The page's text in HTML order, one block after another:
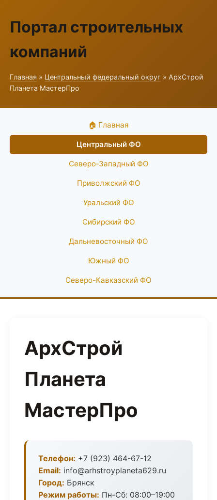
Портал строительных
компаний
Главная » Центральный федеральный округ » АрхСтрой
Планета МастерПро
🏠 Главная
Центральный ФО
Северо-Западный ФО
Приволжский ФО
Уральский ФО
Сибирский ФО
Дальневосточный ФО
Южный ФО
Северо-Кавказский ФО
АрхСтрой
Планета
МастерПро
Телефон: +7 (923) 464-67-12
Email: info@arhstroyplaneta629.ru
Город: Брянск
Режим работы: Пн-Сб: 08:00–19:00